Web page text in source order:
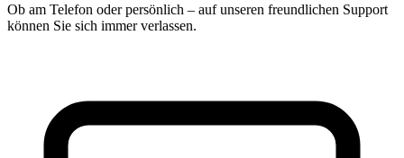
Ob am Telefon oder persönlich – auf unseren freundlichen Support
können Sie sich immer verlassen.